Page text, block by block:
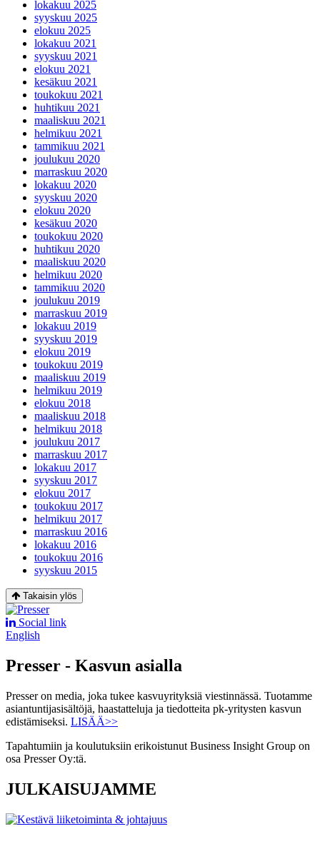
lokakuu 2025
syyskuu 2025
elokuu 2025
lokakuu 2021
syyskuu 2021
elokuu 2021
kesäkuu 2021
toukokuu 2021
huhtikuu 2021
maaliskuu 2021
helmikuu 2021
tammikuu 2021
joulukuu 2020
marraskuu 2020
lokakuu 2020
syyskuu 2020
elokuu 2020
kesäkuu 2020
toukokuu 2020
huhtikuu 2020
maaliskuu 2020
helmikuu 2020
tammikuu 2020
joulukuu 2019
marraskuu 2019
lokakuu 2019
syyskuu 2019
elokuu 2019
toukokuu 2019
maaliskuu 2019
helmikuu 2019
elokuu 2018
maaliskuu 2018
helmikuu 2018
joulukuu 2017
marraskuu 2017
lokakuu 2017
syyskuu 2017
elokuu 2017
toukokuu 2017
helmikuu 2017
marraskuu 2016
lokakuu 2016
toukokuu 2016
syyskuu 2015
Takaisin ylös
Social link
English
Presser - Kasvun asialla
Presser on media, joka tukee kasvuyrityksiä viestinnässä. Tuotamme
asiantuntijasisältöjä, haastatteluja ja tiedotteita pk-yritysten kasvun
edistämiseksi. LISÄÄ>>
Tapahtumiin ja koulutuksiin erikoistunut Business Insight Group on
osa Presser Oy:tä.
JULKAISUJAMME